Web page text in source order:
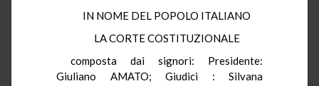
IN NOME DEL POPOLO ITALIANO
LA CORTE COSTITUZIONALE
composta dai signori: Presidente:
Giuliano AMATO; Giudici : Silvana